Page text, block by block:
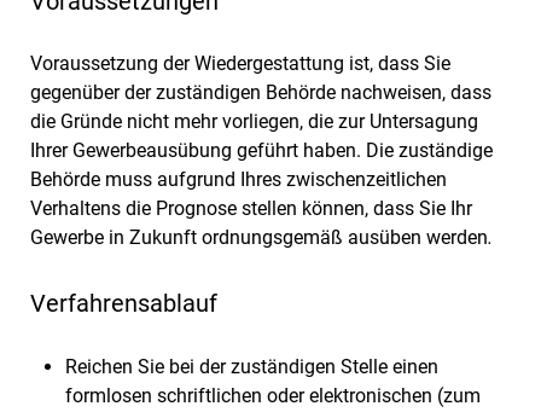
Voraussetzung der Wiedergestattung ist, dass Sie
gegenüber der zuständigen Behörde nachweisen, dass
die Gründe nicht mehr vorliegen, die zur Untersagung
Ihrer Gewerbeausübung geführt haben. Die zuständige
Behörde muss aufgrund Ihres zwischenzeitlichen
Verhaltens die Prognose stellen können, dass Sie Ihr
Gewerbe in Zukunft ordnungsgemäß ausüben werden.
Verfahrensablauf
Reichen Sie bei der zuständigen Stelle einen
formlosen schriftlichen oder elektronischen (zum